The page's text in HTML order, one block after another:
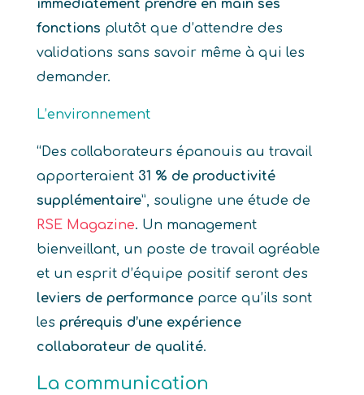
immédiatement prendre en main ses
fonctions plutôt que d’attendre des
validations sans savoir même à qui les
demander.
L’environnement
“Des collaborateurs épanouis au travail
apporteraient 31 % de productivité
supplémentaire”, souligne une étude de
RSE Magazine. Un management
bienveillant, un poste de travail agréable
et un esprit d’équipe positif seront des
leviers de performanceparce qu’ils sont
les prérequis d’une expérience
collaborateur de qualité.
La communication